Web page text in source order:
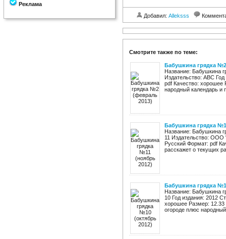
Реклама
Добавил: Alleksss
Смотрите также по теме:
Бабушкина грядка
Название: Бабушкина
Издательство: АВС
pdf Качество: хорошее
народный календарь и
Бабушкина грядка
Название: Бабушкина
11 Издательство: ООО
Русский Формат: pdf
расскажет о текущих
Бабушкина грядка
Название: Бабушкина
10 Год издания: 2012
хорошее Размер: 12.33
огороде плюс